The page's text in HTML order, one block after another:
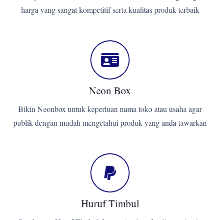
harga yang sangat kompetitif serta kualitas produk terbaik
Neon Box
Bikin Neonbox untuk keperluan nama toko atau usaha agar
publik dengan mudah mengetahui produk yang anda tawarkan
Huruf Timbul